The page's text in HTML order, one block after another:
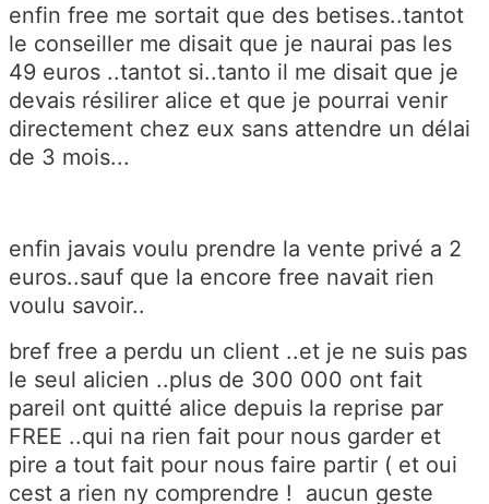
enfin free me sortait que des betises..tantot
le conseiller me disait que je naurai pas les
49 euros ..tantot si..tanto il me disait que je
devais résilirer alice et que je pourrai venir
directement chez eux sans attendre un délai
de 3 mois...
enfin javais voulu prendre la vente privé a 2
euros..sauf que la encore free navait rien
voulu savoir..
bref free a perdu un client ..et je ne suis pas
le seul alicien ..plus de 300 000 ont fait
pareil ont quitté alice depuis la reprise par
FREE ..qui na rien fait pour nous garder et
pire a tout fait pour nous faire partir ( et oui
cest a rien ny comprendre ! aucun geste